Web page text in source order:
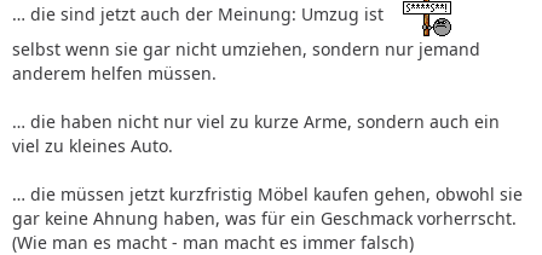
… die sind jetzt auch der Meinung: Umzug ist
selbst wenn sie gar nicht umziehen, sondern nur jemand
anderem helfen müssen.
… die haben nicht nur viel zu kurze Arme, sondern auch ein
viel zu kleines Auto.
… die müssen jetzt kurzfristig Möbel kaufen gehen, obwohl sie
gar keine Ahnung haben, was für ein Geschmack vorherrscht.
(Wie man es macht - man macht es immer falsch)